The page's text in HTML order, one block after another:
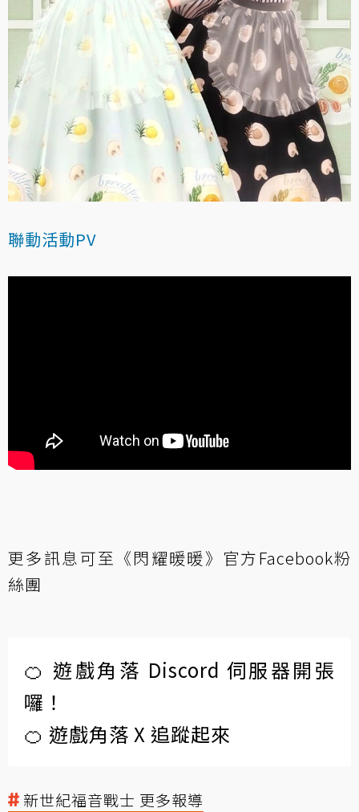
聯動活動PV
更多訊息可至 《閃耀暖暖》官方Facebook粉
絲團
🍊 遊戲角落 Discord 伺服器開張
囉！
🍊 遊戲角落 X 追蹤起來
新世紀福音戰士 更多報導